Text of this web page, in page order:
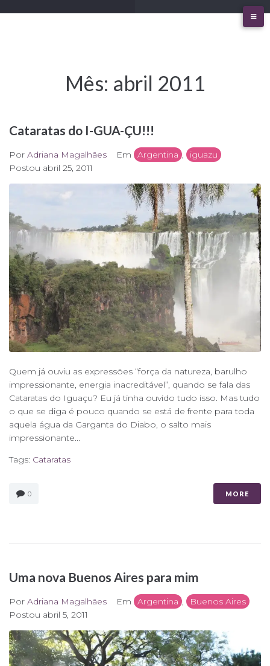
Mês: abril 2011
Cataratas do I-GUA-ÇU!!!
Por Adriana Magalhães Em Argentina ,
iguazu
Postou abril 25, 2011
Quem já ouviu as expressões “força da natureza, barulho
impressionante, energia inacreditável”, quando se fala das
Cataratas do Iguaçu? Eu já tinha ouvido tudo isso. Mas tudo
o que se diga é pouco quando se está de frente para toda
aquela água da Garganta do Diabo, o salto mais
impressionante...
Tags: Cataratas
0 MORE
Uma nova Buenos Aires para mim
Por Adriana Magalhães Em Argentina ,
Buenos Aires
Postou abril 5, 2011